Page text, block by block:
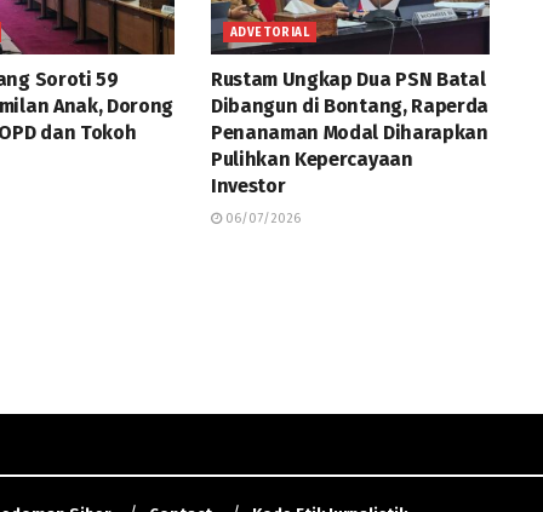
Soroti 59
Anak, Dorong
dan Tokoh
ADVETORIAL
Rustam Ungkap Dua PSN Batal
Dibangun di Bontang, Raperda
Penanaman Modal Diharapkan
Pulihkan Kepercayaan
Investor
06/07/2026